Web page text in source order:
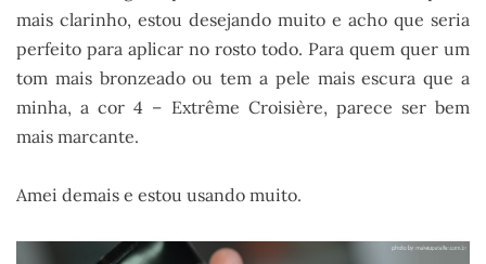
mais clarinho, estou desejando muito e acho que seria
perfeito para aplicar no rosto todo. Para quem quer um
tom mais bronzeado ou tem a pele mais escura que a
minha, a cor 4 – Extrême Croisière, parece ser bem
mais marcante.
Amei demais e estou usando muito.